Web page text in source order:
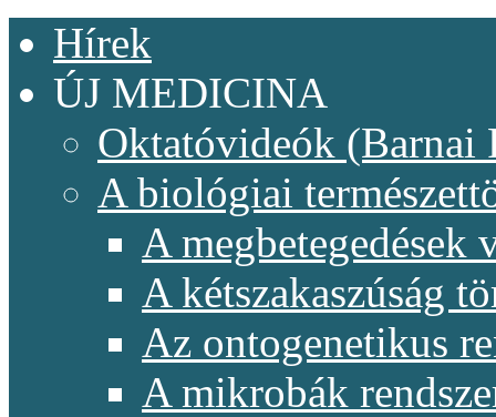
Hírek
ÚJ MEDICINA
Oktatóvideók (Barnai
A biológiai
A megbetegedések
A kétszakaszúság
Az ontogenetikus
A mikrobák